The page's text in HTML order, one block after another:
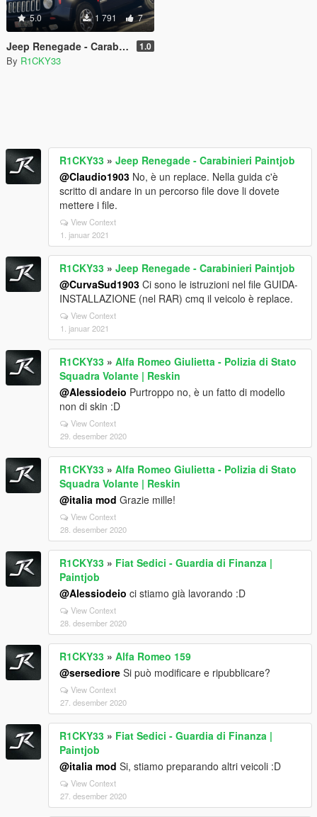
5.0 1 791 7
Jeep Renegade - Carabinieri Paintjob 1.0
By R1CKY33
R1CKY33 » Jeep Renegade - Carabinieri Paintjob
@Claudio1903 No, è un replace. Nella guida c'è
scritto di andare in un percorso file dove li dovete
mettere i file.
View Context
1. januar 2021
R1CKY33 » Jeep Renegade - Carabinieri Paintjob
@CurvaSud1903 Ci sono le istruzioni nel file GUIDA-
INSTALLAZIONE (nel RAR) cmq il veicolo è replace.
View Context
1. januar 2021
R1CKY33 » Alfa Romeo Giulietta - Polizia di Stato
Squadra Volante | Reskin
@Alessiodeio Purtroppo no, è un fatto di modello
non di skin :D
View Context
29. desember 2020
R1CKY33 » Alfa Romeo Giulietta - Polizia di Stato
Squadra Volante | Reskin
@italia mod Grazie mille!
View Context
28. desember 2020
R1CKY33 » Fiat Sedici - Guardia di Finanza |
Paintjob
@Alessiodeio ci stiamo già lavorando :D
View Context
28. desember 2020
R1CKY33 » Alfa Romeo 159
@sersediore Si può modificare e ripubblicare?
View Context
27. desember 2020
R1CKY33 » Fiat Sedici - Guardia di Finanza |
Paintjob
@italia mod Si, stiamo preparando altri veicoli :D
View Context
27. desember 2020